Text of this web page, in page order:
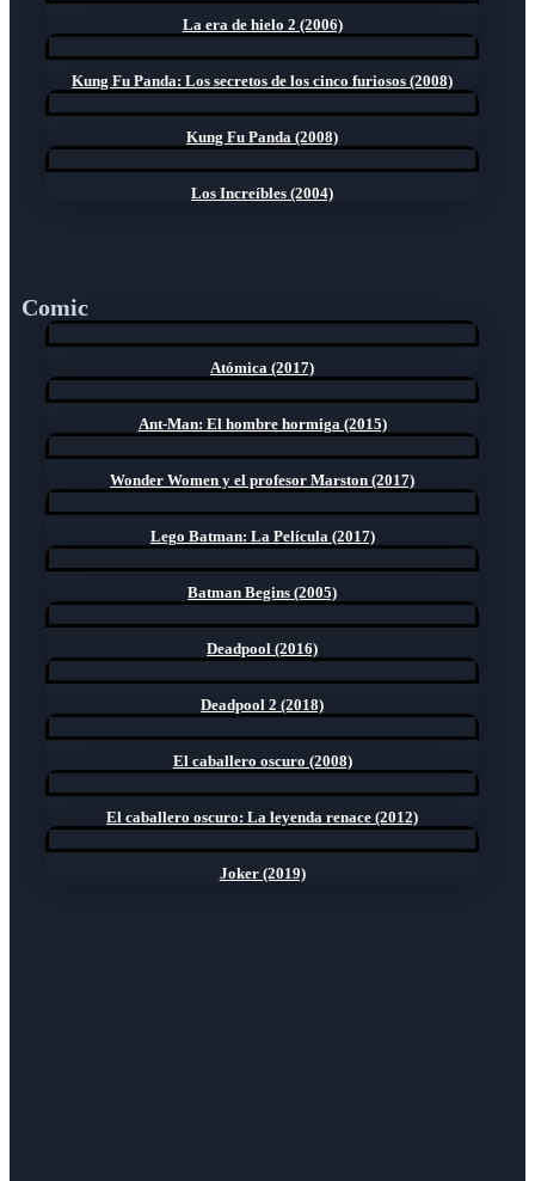
La era de hielo 2 (2006)
Kung Fu Panda: Los secretos de los cinco furiosos (2008)
Kung Fu Panda (2008)
Los Increíbles (2004)
Comic
Atómica (2017)
Ant-Man: El hombre hormiga (2015)
Wonder Women y el profesor Marston (2017)
Lego Batman: La Película (2017)
Batman Begins (2005)
Deadpool (2016)
Deadpool 2 (2018)
El caballero oscuro (2008)
El caballero oscuro: La leyenda renace (2012)
Joker (2019)